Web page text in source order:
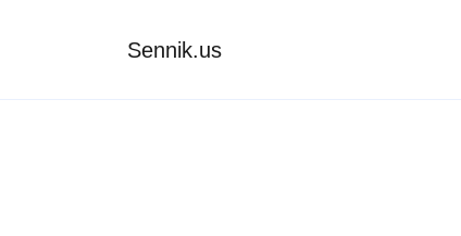
Sennik.us